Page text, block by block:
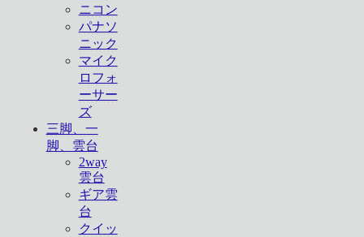
ニコン
パナソ
ニック
マイク
ロフォ
ーサー
ズ
三脚、一
脚、雲台
2way
雲台
ギア雲
台
クイッ